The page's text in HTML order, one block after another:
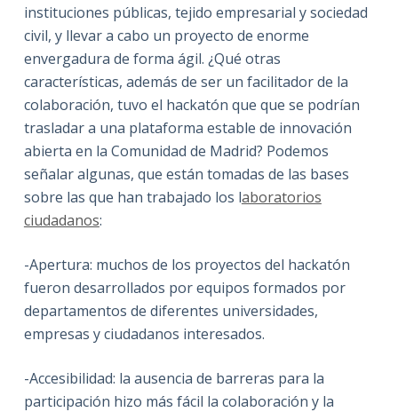
instituciones públicas, tejido empresarial y sociedad
civil, y llevar a cabo un proyecto de enorme
envergadura de forma ágil. ¿Qué otras
características, además de ser un facilitador de la
colaboración, tuvo el hackatón que que se podrían
trasladar a una plataforma estable de innovación
abierta en la Comunidad de Madrid? Podemos
señalar algunas, que están tomadas de las bases
sobre las que han trabajado los laboratorios
ciudadanos:
-Apertura: muchos de los proyectos del hackatón
fueron desarrollados por equipos formados por
departamentos de diferentes universidades,
empresas y ciudadanos interesados.
-Accesibilidad: la ausencia de barreras para la
participación hizo más fácil la colaboración y la